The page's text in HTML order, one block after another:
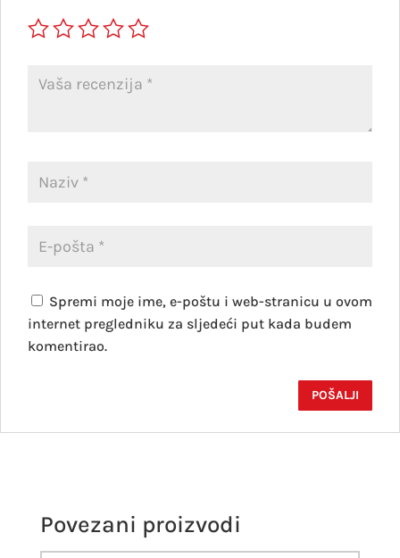
Spremi moje ime, e-poštu i web-stranicu u ovom
internet pregledniku za sljedeći put kada budem
komentirao.
Povezani proizvodi